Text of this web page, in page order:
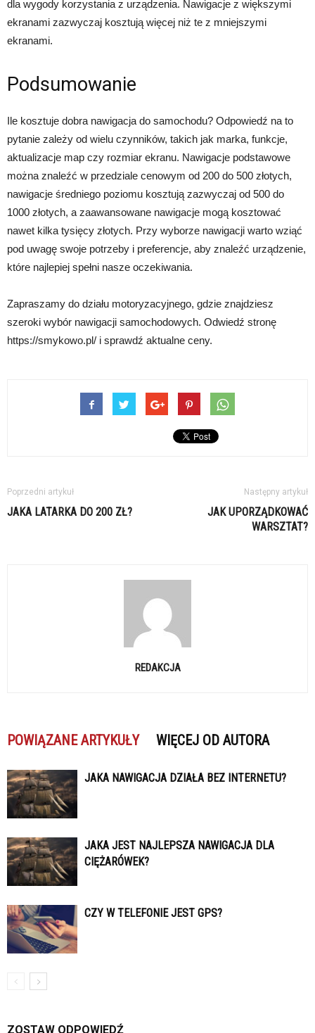
dla wygody korzystania z urządzenia. Nawigacje z większymi
ekranami zazwyczaj kosztują więcej niż te z mniejszymi
ekranami.
Podsumowanie
Ile kosztuje dobra nawigacja do samochodu? Odpowiedź na to
pytanie zależy od wielu czynników, takich jak marka, funkcje,
aktualizacje map czy rozmiar ekranu. Nawigacje podstawowe
można znaleźć w przedziale cenowym od 200 do 500 złotych,
nawigacje średniego poziomu kosztują zazwyczaj od 500 do
1000 złotych, a zaawansowane nawigacje mogą kosztować
nawet kilka tysięcy złotych. Przy wyborze nawigacji warto wziąć
pod uwagę swoje potrzeby i preferencje, aby znaleźć urządzenie,
które najlepiej spełni nasze oczekiwania.
Zapraszamy do działu motoryzacyjnego, gdzie znajdziesz
szeroki wybór nawigacji samochodowych. Odwiedź stronę
https://smykowo.pl/ i sprawdź aktualne ceny.
Poprzedni artykuł
JAKA LATARKA DO 200 ZŁ?
Następny artykuł
JAK UPORZĄDKOWAĆ
WARSZTAT?
REDAKCJA
POWIĄZANE ARTYKUŁY WIĘCEJ OD AUTORA
JAKA NAWIGACJA DZIAŁA BEZ INTERNETU?
JAKA JEST NAJLEPSZA NAWIGACJA DLA
CIĘŻARÓWEK?
CZY W TELEFONIE JEST GPS?
ZOSTAW ODPOWIEDŹ